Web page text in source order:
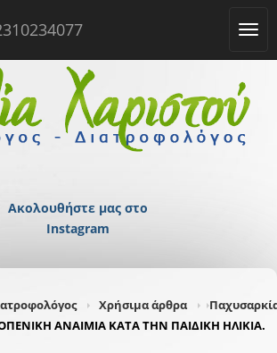
Ακολουθήστε μας στο
Instagram
Χρήσιμα άρθρα
ΑΝΑΙΜΙΑ ΚΑΤΑ ΤΗΝ ΠΑΙΔΙΚΗ ΗΛΙΚΙΑ.